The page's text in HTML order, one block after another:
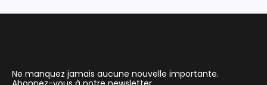
Ne manquez jamais aucune nouvelle importante.